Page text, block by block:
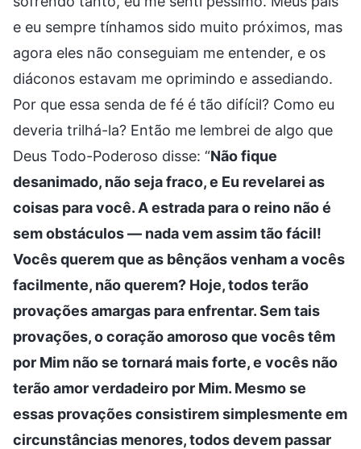
e eu sempre tínhamos sido muito próximos, mas
agora eles não conseguiam me entender, e os
diáconos estavam me oprimindo e assediando.
Por que essa senda de fé é tão difícil? Como eu
deveria trilhá-la? Então me lembrei de algo que
Deus Todo-Poderoso disse: “Não fique
desanimado, não seja fraco, e Eu revelarei as
coisas para você. A estrada para o reino não é
sem obstáculos — nada vem assim tão fácil!
Vocês querem que as bênçãos venham a vocês
facilmente, não querem? Hoje, todos terão
provações amargas para enfrentar. Sem tais
provações, o coração amoroso que vocês têm
por Mim não se tornará mais forte, e vocês não
terão amor verdadeiro por Mim. Mesmo se
essas provações consistirem simplesmente em
circunstâncias menores, todos devem passar